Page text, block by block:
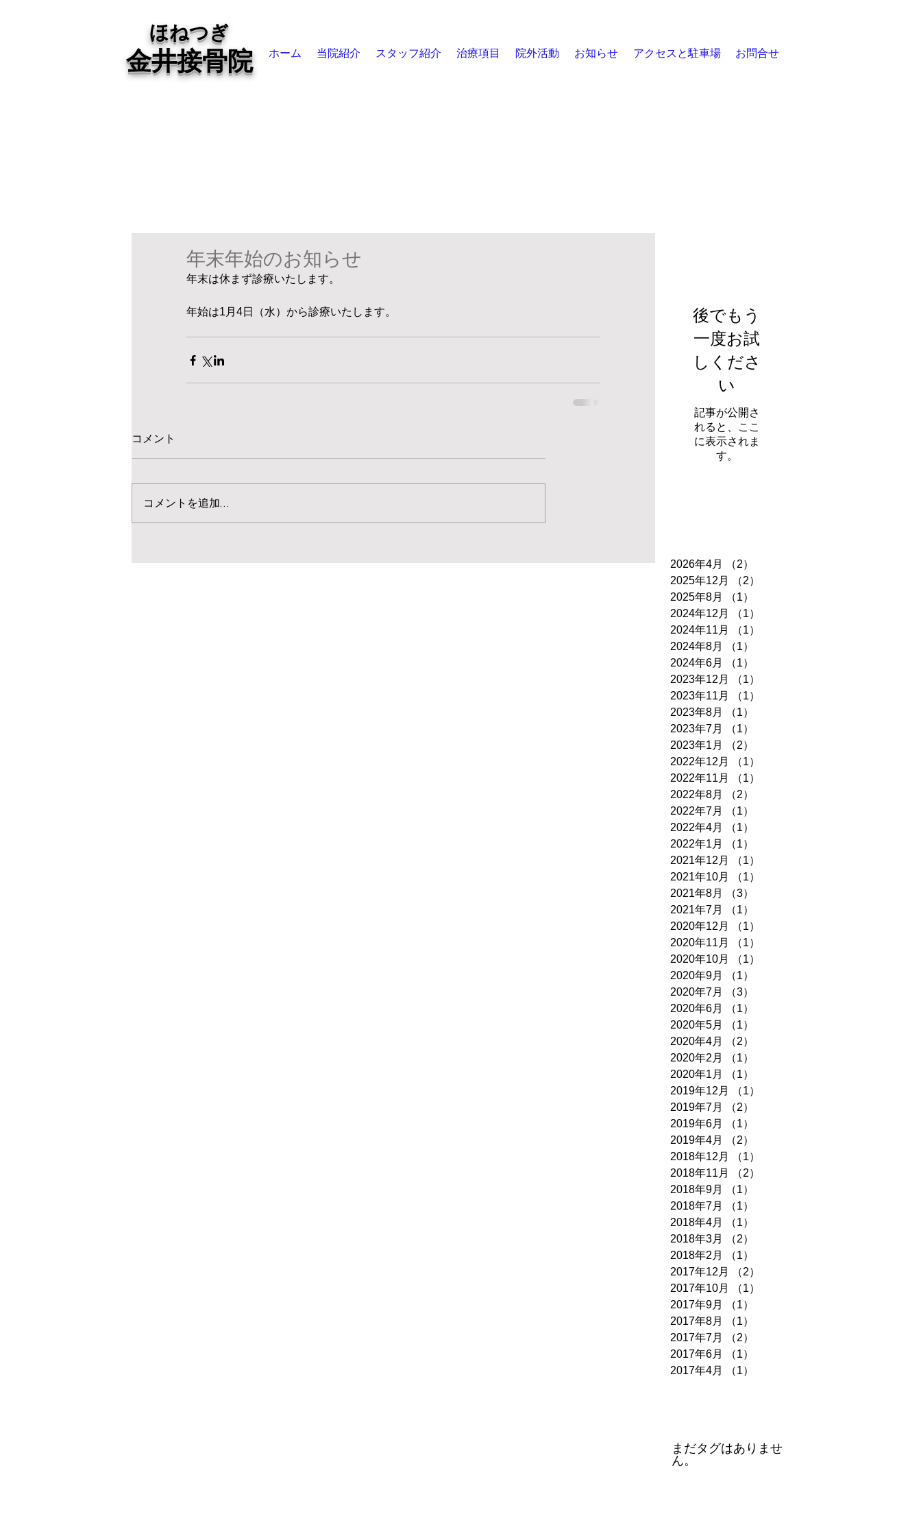
ホーム 当院紹介 スタッフ紹介 治療項目 院外活動 お知らせ アクセスと駐車場 お問合せ
ほねつぎ
金井接骨院
年末年始のお知らせ
年末は休まず診療いたします。
年始は1月4日（水）から診療いたします。
コメント
コメントを追加…
後でもう
一度お試
しくださ
い
記事が公開さ
れると、ここ
に表示されま
す。
2026年4月 （2）
2025年12月
（2）
2025年8月
（1）
2024年12月
（1）
2024年11月
（1）
2024年8月
（1）
2024年6月
（1）
2023年12月
（1）
2023年11月
（1）
2023年8月
（1）
2023年7月
（1）
2023年1月
（2）
2022年12月
（1）
2022年11月
（1）
2022年8月
（2）
2022年7月
（1）
2022年4月
（1）
2022年1月
（1）
2021年12月
（1）
2021年10月
（1）
2021年8月
（3）
2021年7月
（1）
2020年12月
（1）
2020年11月
（1）
2020年10月
（1）
2020年9月
（1）
2020年7月
（3）
2020年6月
（1）
2020年5月
（1）
2020年4月
（2）
2020年2月
（1）
2020年1月
（1）
2019年12月
（1）
2019年7月
（2）
2019年6月
（1）
2019年4月
（2）
2018年12月
（1）
2018年11月
（2）
2018年9月
（1）
2018年7月
（1）
2018年4月
（1）
2018年3月
（2）
2018年2月
（1）
2017年12月
（2）
2017年10月
（1）
2017年9月
（1）
2017年8月
（1）
2017年7月
（2）
2017年6月
（1）
2017年4月
（1）
まだタグはありませ
ん。